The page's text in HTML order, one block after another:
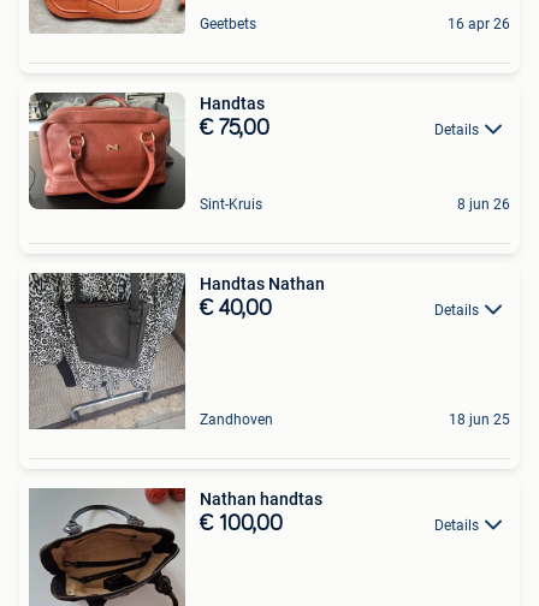
Geetbets 16 apr 26
Handtas
€ 75,00 Details
Sint-Kruis 8 jun 26
Handtas Nathan
€ 40,00 Details
Zandhoven 18 jun 25
Nathan handtas
€ 100,00 Details